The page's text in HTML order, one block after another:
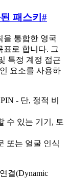
패스키 #
을 통합한 영국
표로 합니다. 그
특정 계정 접근
요소를 사용하
- 단, 정적 비
수 있는 기기, 토
또는 얼굴 인식
결(Dynamic